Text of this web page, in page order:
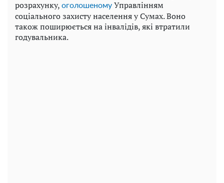
розрахунку, оголошеному Управлінням
соціального захисту населення у Сумах. Воно
також поширюється на інвалідів, які втратили
годувальника.